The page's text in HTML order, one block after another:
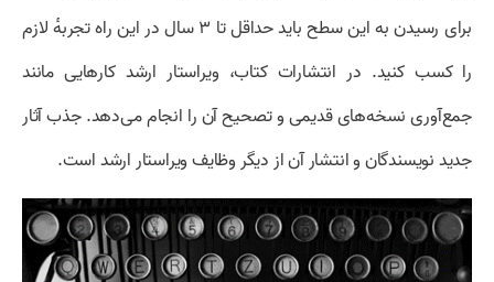
برای رسیدن به این سطح باید حداقل تا ۳ سال در این راه تجربهٔ لازم
را کسب کنید. در انتشارات کتاب، ویراستار ارشد کارهایی مانند
جمع‌آوری نسخه‌های قدیمی و تصحیح آن را انجام می‌دهد. جذب آثار
جدید نویسندگان و انتشار آن از دیگر وظایف ویراستار ارشد است.